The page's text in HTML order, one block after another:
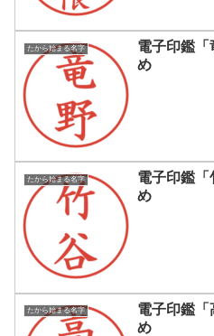
たから始まる名字
電子印鑑「
め
たから始まる名字
電子印鑑「
め
たから始まる名字
電子印鑑「
め